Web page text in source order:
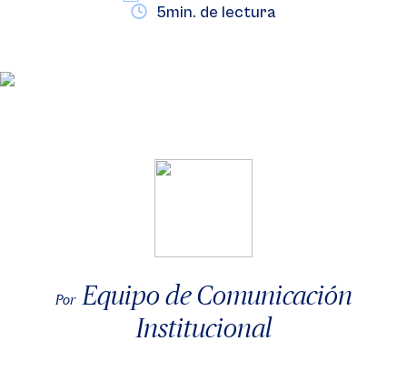
5min. de lectura
Por Equipo de Comunicación
Institucional